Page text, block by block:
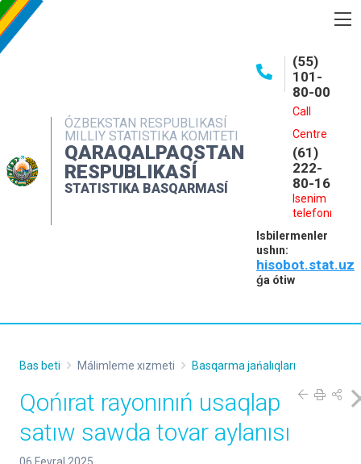
ÓZBEKSTAN RESPUBLIKASÍ
MILLIY STATISTIKA KOMITETI
QARAQALPAQSTAN
RESPUBLIKASÍ
STATISTIKA BASQARMASÍ
(55)
101-
80-00
Call
Centre
(61)
222-
80-16
Isenim
telefonı
Isbilermenler
ushın:
hisobot.stat.uz
ǵa ótiw
INTERAKTIV XIZMETLER
MÁLIMLEME XIZMETI
MÚRÁJAATLAR
Bas beti Málimleme xızmeti Basqarma jańalıqları
Qońırat rayonınıń usaqlap
satıw sawda tovar aylanısı